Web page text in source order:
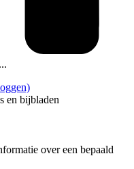
en bijbladen
over een bepaald